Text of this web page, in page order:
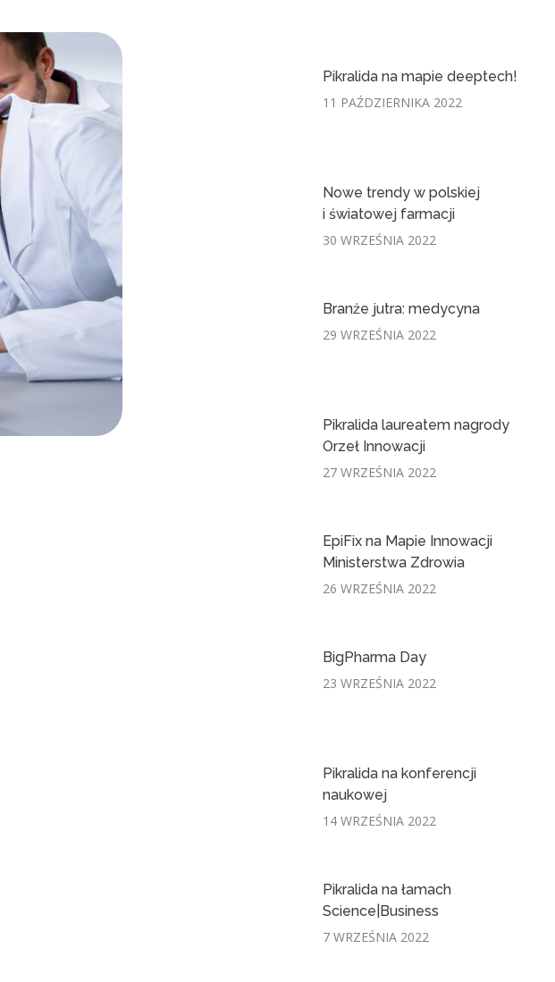
Pikralida na mapie deeptech!
11 PAŹDZIERNIKA 2022
Nowe trendy w polskiej
i światowej farmacji
30 WRZEŚNIA 2022
Branże jutra: medycyna
29 WRZEŚNIA 2022
Pikralida laureatem nagrody
Orzeł Innowacji
27 WRZEŚNIA 2022
EpiFix na Mapie Innowacji
Ministerstwa Zdrowia
26 WRZEŚNIA 2022
BigPharma Day
23 WRZEŚNIA 2022
Pikralida na konferencji
naukowej
14 WRZEŚNIA 2022
Pikralida na łamach
Science|Business
7 WRZEŚNIA 2022